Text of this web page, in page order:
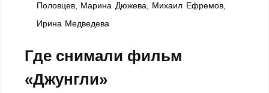
Половцев, Марина Дюжева, Михаил Ефремов,
Ирина Медведева
Где снимали фильм
«Джунгли»